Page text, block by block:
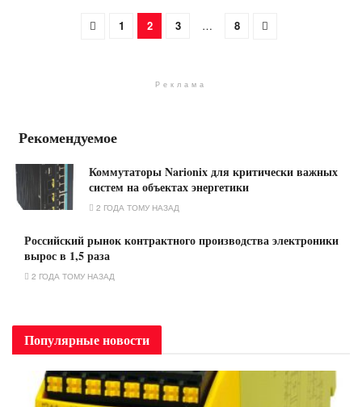
1 2 3 … 8
Реклама
Рекомендуемое
Коммутаторы Narionix для критически важных
систем на объектах энергетики
2 ГОДА ТОМУ НАЗАД
Российский рынок контрактного производства электроники
вырос в 1,5 раза
2 ГОДА ТОМУ НАЗАД
Популярные новости